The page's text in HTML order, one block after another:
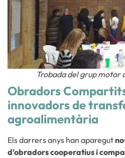
Trobada del grup motor
Obradors
innovadors de
agroalimentària
Els darrers anys han aparegut
d’obradors cooperatius i